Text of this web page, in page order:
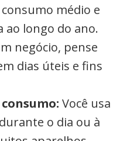
médio e
ao longo do ano.
negócio, pense
dias úteis e fins
Você usa
o dia ou à